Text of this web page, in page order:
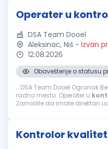
Operater u
DSA Team Dooel
Aleksinac, Niš - Izvan
12.08.2026
Obaveštenje o statusu
...DSA Team Dooel Ogranak
radno mesto: Operater u
Zamislite da imate direktan
Kontrolor